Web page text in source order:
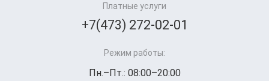
Платные услуги
+7(473) 272-02-01
Режим работы:
Пн.–Пт.: 08:00–20:00